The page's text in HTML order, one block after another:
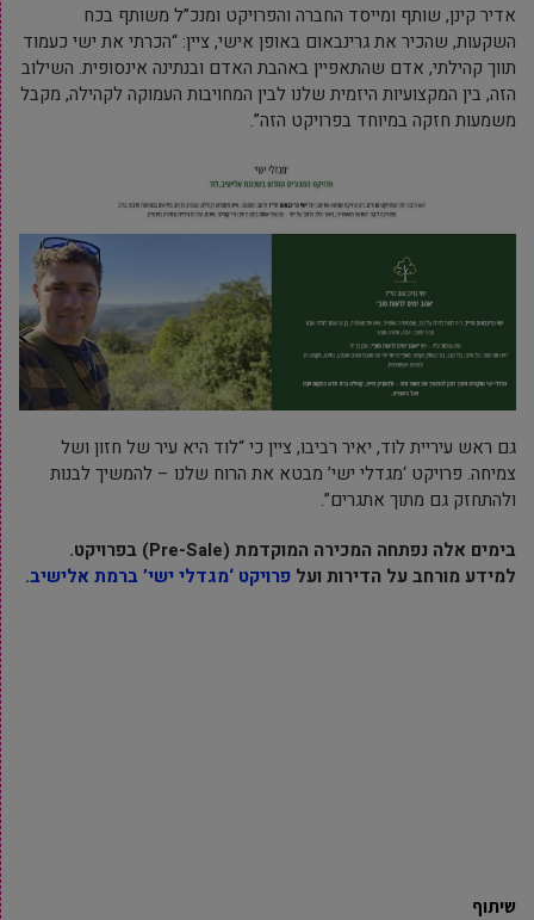
אדיר קינן, שותף ומייסד החברה והפרויקט ומנכ”ל משותף בכח
השקעות, שהכיר את גרינבאום באופן אישי, ציין: “הכרתי את ישי כעמוד
תווך קהילתי, אדם שהתאפיין באהבת האדם ובנתינה אינסופית. השילוב
הזה, בין המקצועיות היזמית שלנו לבין המחויבות העמוקה לקהילה, מקבל
משמעות חזקה במיוחד בפרויקט הזה”.
גם ראש עיריית לוד, יאיר רביבו, ציין כי “לוד היא עיר של חזון ושל
צמיחה. פרויקט ‘מגדלי ישי’ מבטא את הרוח שלנו – להמשיך לבנות
ולהתחזק גם מתוך אתגרים”.
בימים אלה נפתחה המכירה המוקדמת (Pre-Sale)
בפרויקט.
למידע מורחב על הדירות ועל פרויקט ‘מגדלי ישי’ ברמת אלישיב.
שיתוף